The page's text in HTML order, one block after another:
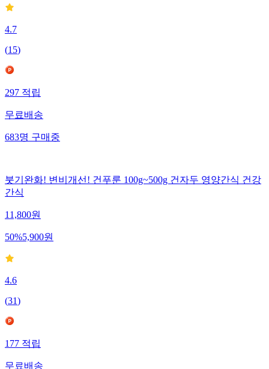
4.7
(15)
297 적립
무료배송
683명 구매중
붓기완화! 변비개선! 건푸룬 100g~500g 건자두 영양간식 건강
간식
11,800원
50%5,900원
4.6
(31)
177 적립
무료배송